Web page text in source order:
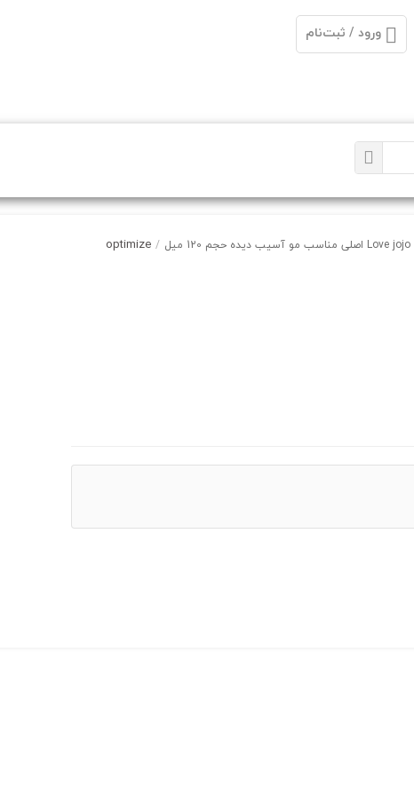
ورود / ثبت‌نام
/
optimize